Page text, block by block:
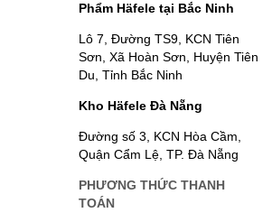
Phẩm Häfele tại Bắc Ninh
Lô 7, Đường TS9, KCN Tiên
Sơn, Xã Hoàn Sơn, Huyện Tiên
Du, Tỉnh Bắc Ninh
Kho Häfele Đà Nẵng
Đường số 3, KCN Hòa Cầm,
Quận Cẩm Lệ, TP. Đà Nẵng
PHƯƠNG THỨC THANH
TOÁN